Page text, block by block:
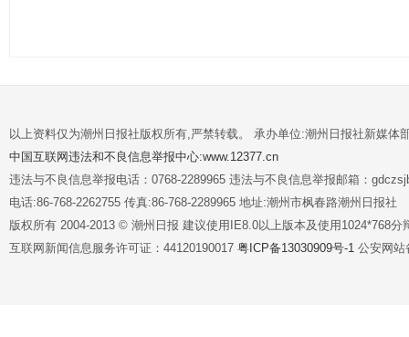
以上资料仅为潮州日报社版权所有,严禁转载。 承办单位:潮州日报社新媒体
中国互联网违法和不良信息举报中心:www.12377.cn
违法与不良信息举报电话：0768-2289965 违法与不良信息举报邮箱：
电话:86-768-2262755 传真:86-768-2289965 地址:潮州市枫春路潮州日报社
版权所有 2004-2013 © 潮州日报 建议使用IE8.0以上版本及使用1024*768分
互联网新闻信息服务许可证：44120190017 粤ICP备13030909号-1 公安网站